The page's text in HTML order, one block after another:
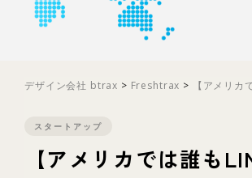
デザイン
イノベーショ
スタートアッ
デザイン会社 btrax > Freshtrax > 【アメリカ
スタートアップ
【アメリカでは誰も